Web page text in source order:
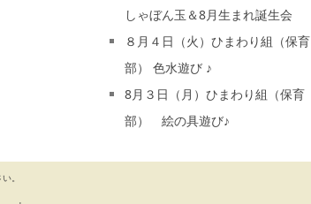
しゃぼん玉＆8月生まれ誕生会
８月４日（火）ひまわり組（保育
部） 色水遊び ♪
8月３日（月）ひまわり組（保育
部） 絵の具遊び♪
。